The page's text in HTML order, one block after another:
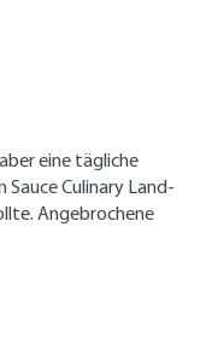
eine tägliche
Culinary Land-
Angebrochene